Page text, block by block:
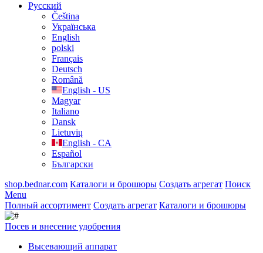
Русский
Čeština
Українська
English
polski
Français
Deutsch
Română
English - US
Magyar
Italiano
Dansk
Lietuvių
English - CA
Español
Български
shop.bednar.com Каталоги и брошюры Создать агрегат Поиск
Menu
Полный ассортимент Создать агрегат Каталоги и брошюры
Посев и внесение удобрения
Высевающий аппарат